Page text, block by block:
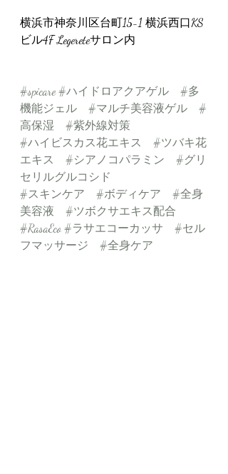
横浜市神奈川区台町15-1 横浜西口KS
ビル4F Legereteサロン内
#spicare #ハイドロアクアゲル
#多
機能ジェル
#マルチ美容液ゲル
#
高保湿
#紫外線対策
#ハイビスカス花エキス
#ツバキ花
エキス
#シアノコパラミン
#グリ
セリルグルコシド
#スキンケア
#ボディケア
#全身
美容液
#ツボクサエキス配合
#RasaEco #ラサエコーカッサ
#セル
フマッサージ
#全身ケア